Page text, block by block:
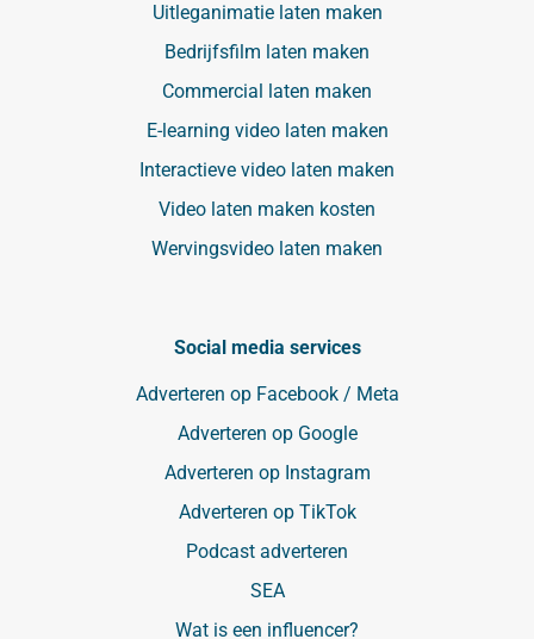
Uitleganimatie laten maken
Bedrijfsfilm laten maken
Commercial laten maken
E-learning video laten maken
Interactieve video laten maken
Video laten maken kosten
Wervingsvideo laten maken
Social media services
Adverteren op Facebook / Meta
Adverteren op Google
Adverteren op Instagram
Adverteren op TikTok
Podcast adverteren
SEA
Wat is een influencer?